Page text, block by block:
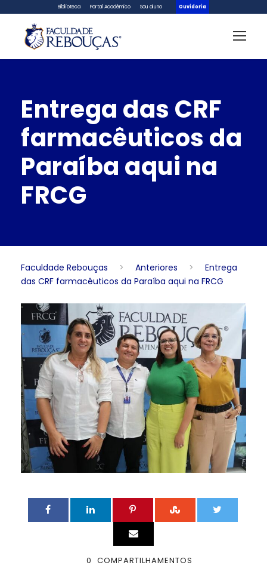
Biblioteca Portal Acadêmico Sou aluno Ouvidoria
Entrega das CRF
farmacêuticos da
Paraíba aqui na
FRCG
Faculdade Rebouças > Anteriores >
Entrega
das CRF farmacêuticos da Paraíba aqui na FRCG
0 COMPARTILHAMENTOS